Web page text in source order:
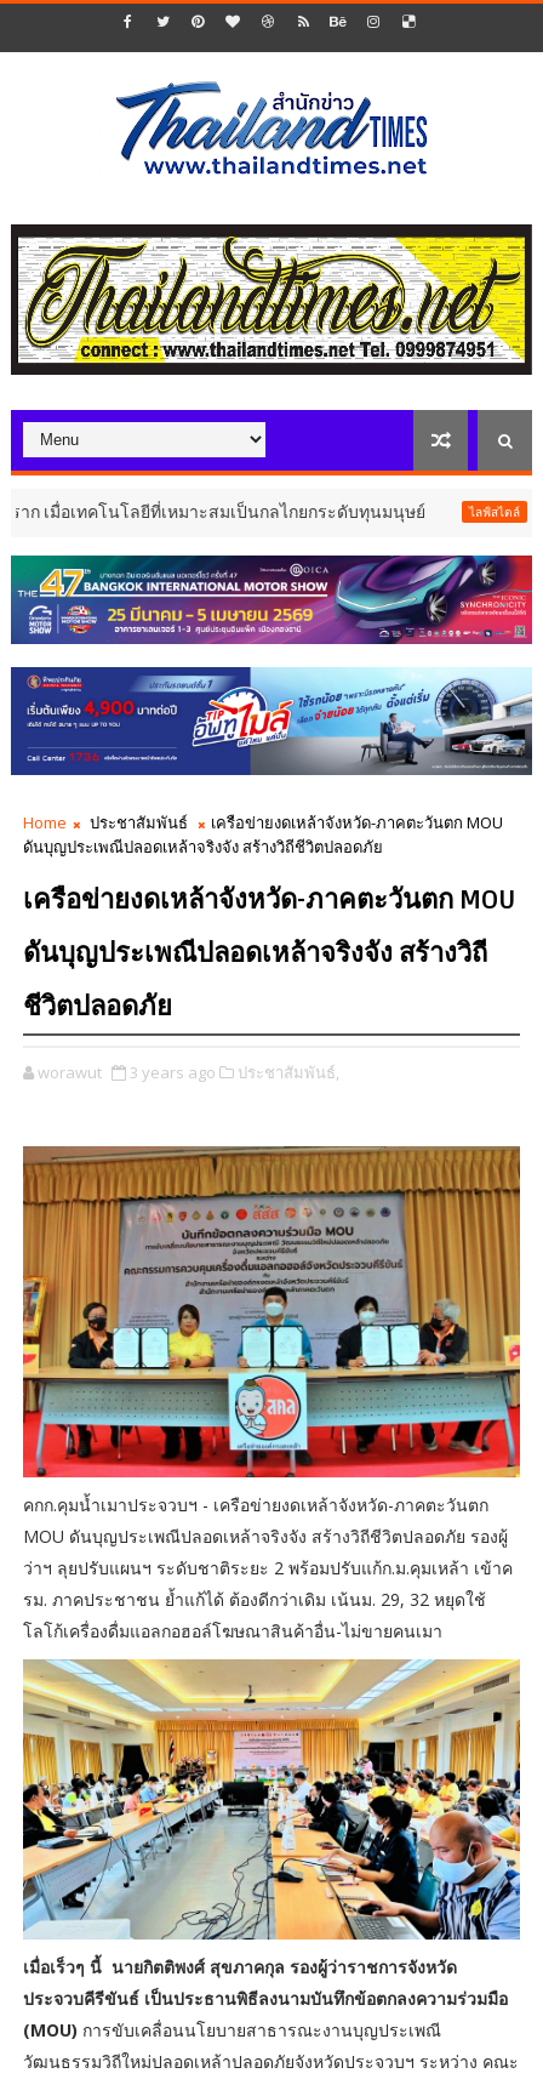
เทคโนโลยีที่เหมาะสมเป็นกลไกยกระดับทุนมนุษย์ ไลฟ์สไตล์ "ล่าม" ภ
Home ประชาสัมพันธ์
เครือข่ายงดเหล้าจังหวัด-ภาคตะวันตก MOU
ดันบุญประเพณีปลอดเหล้าจริงจัง สร้างวิถีชีวิตปลอดภัย
เครือข่ายงดเหล้าจังหวัด-ภาคตะวันตก MOU
ดันบุญประเพณีปลอดเหล้าจริงจัง สร้างวิถี
ชีวิตปลอดภัย
worawut 3 years ago ประชาสัมพันธ์,
คกก.คุมน้ำเมาประจวบฯ - เครือข่ายงดเหล้าจังหวัด-ภาคตะวันตก
MOU ดันบุญประเพณีปลอดเหล้าจริงจัง สร้างวิถีชีวิตปลอดภัย รองผู้
ว่าฯ ลุยปรับแผนฯ ระดับชาติระยะ 2 พร้อมปรับแก้ก.ม.คุมเหล้า เข้าค
รม. ภาคประชาชน ย้ำแก้ได้ ต้องดีกว่าเดิม เน้นม. 29, 32 หยุดใช้
โลโก้เครื่องดื่มแอลกอฮอล์โฆษณาสินค้าอื่น-ไม่ขายคนเมา
เมื่อเร็วๆ นี้ นายกิตติพงศ์ สุขภาคกุล รองผู้ว่าราชการจังหวัด
ประจวบคีรีขันธ์ เป็นประธานพิธีลงนามบันทึกข้อตกลงความร่วมมือ
(MOU) การขับเคลื่อนนโยบายสาธารณะงานบุญประเพณี
วัฒนธรรมวิถีใหม่ปลอดเหล้าปลอดภัยจังหวัดประจวบฯ ระหว่าง คณะ